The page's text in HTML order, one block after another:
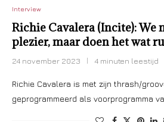
Interview
Richie Cavalera (Incite): We
plezier, maar doen het wat
24 november 2023 4 minuten leestijd
Richie Cavalera is met zijn thrash/
geprogrammeerd als voorprogramma